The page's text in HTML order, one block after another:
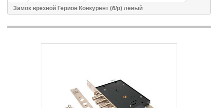
Замок врезной Герион Конкурент (б/р) левый